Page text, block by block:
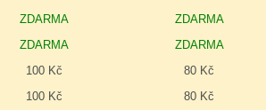
ZDARMA ZDARMA
ZDARMA ZDARMA
100 Kč 80 Kč
100 Kč 80 Kč